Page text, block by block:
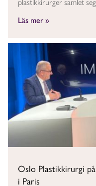
Läs mer »
Oslo Plastikkirurgi
i Paris